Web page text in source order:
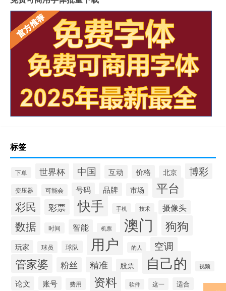
标签
下单 世界杯 中国 互动 价格 北京 博彩
变压器 可能会 号码 品牌 市场 平台
彩民 彩票 快手 手机 技术 摄像头
数据 时间 智能 机票 澳门 狗狗
玩家 球员 球队 用户 的人 空调
管家婆 粉丝 精准 股票 自己的 视频
论文 账号 费用 资料 软件 这一 适合